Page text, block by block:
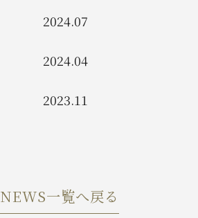
2024.07
2024.04
2023.11
NEWS一覧へ戻る